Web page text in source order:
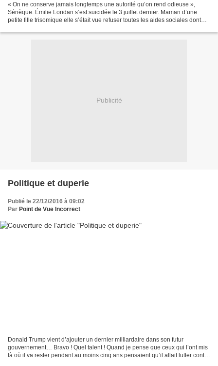
« On ne conserve jamais longtemps une autorité qu’on rend odieuse »,
Sénèque. Émilie Loridan s’est suicidée le 3 juillet dernier. Maman d’une
petite fille trisomique elle s’était vue refuser toutes les aides sociales dont
Publicité
Politique et duperie
Publié le 22/12/2016 à 09:02
Par Point de Vue Incorrect
Donald Trump vient d’ajouter un dernier milliardaire dans son futur
gouvernement… Bravo ! Quel talent ! Quand je pense que ceux qui l’ont mis
là où il va rester pendant au moins cinq ans pensaient qu’il allait lutter contre